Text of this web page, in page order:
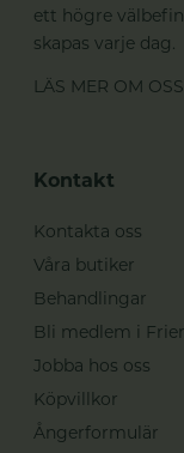
ett högre
skapas varje dag.
LÄS MER OM OSS
Kontakt
Kontakta oss
Våra butiker
Behandlingar
Bli medlem i
Jobba hos oss
Köpvillkor
Ångerformulär